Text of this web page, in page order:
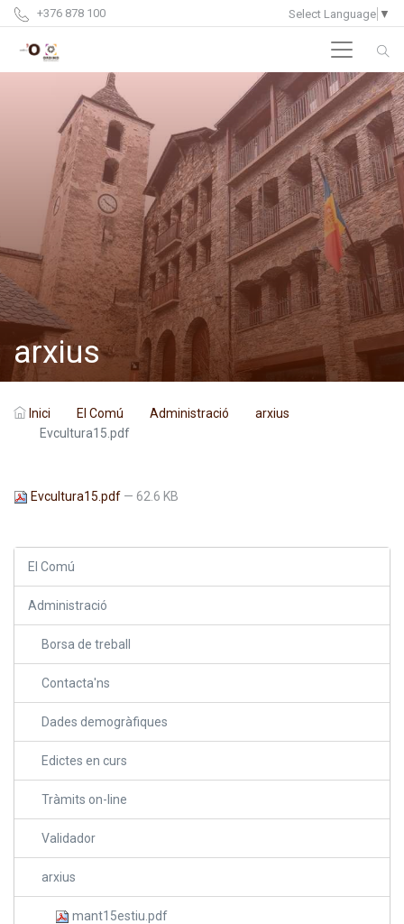
+376 878 100 Select Language ▼
arxius
Inici El Comú Administració
arxius
Evcultura15.pdf
El Comú
Administració
Borsa de treball
Contacta'ns
Dades demogràfiques
Edictes en curs
Tràmits on-line
Validador
arxius
mant15estiu.pdf
Evcultura15.pdf — 62.6 KB